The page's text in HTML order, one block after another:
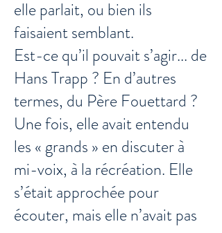
elle parlait, ou bien ils
faisaient semblant.
Est-ce qu’il pouvait s’agir... de
Hans Trapp ? En d’autres
termes, du Père Fouettard ?
Une fois, elle avait entendu
les « grands » en discuter à
mi-voix, à la récréation. Elle
s’était approchée pour
écouter, mais elle n’avait pas